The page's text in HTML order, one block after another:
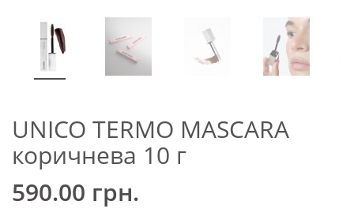
UNICO TERMO MASCARA
коричнева 10 г
590.00 грн.